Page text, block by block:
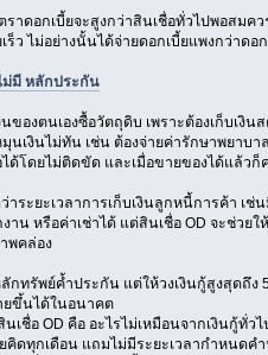
าดอกเบี้ยจะสูงกว่าสินเชื่อทั่วไปพอสมค
ร็ว ไม่อย่างนั้นได้จ่ายดอกเบี้ยแพงกว่าดอ
ม่มี หลักประกัน
ของตนเองซื้อวัตถุดิบ เพราะต้องเก็บเงิ
เงินไม่ทัน เช่น ต้องจ่ายค่ารักษาพยาบ
ด้โดยไม่ติดขัด และเมื่อขายของได้แล้วก็
ระยะเวลาการเก็บเงินลูกหนี้การค้า เช่
าน หรือค่าเช่าได้ แต่สินเชื่อ OD จะช่วย
พคล่อง
กทรัพย์ค้ำประกัน แต่ให้วงเงินกู้สูงสุดถึ
ยขึ้นได้ในอนาคต
ชื่อ OD คือ อะไรไม่เหมือนจากเงินกู้ทั่ว
คิดทุกเดือน แถมไม่มีระยะเวลากำหนด